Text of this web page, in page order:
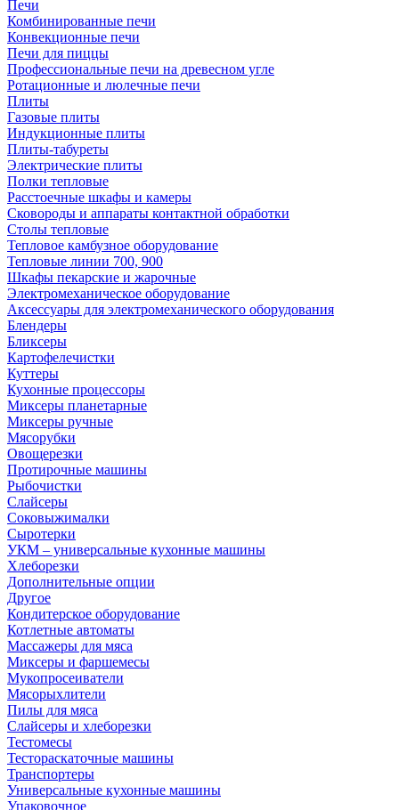
Печи
Комбинированные печи
Конвекционные печи
Печи для пиццы
Профессиональные печи на древесном угле
Ротационные и люлечные печи
Плиты
Газовые плиты
Индукционные плиты
Плиты-табуреты
Электрические плиты
Полки тепловые
Расстоечные шкафы и камеры
Сковороды и аппараты контактной обработки
Столы тепловые
Тепловое камбузное оборудование
Тепловые линии 700, 900
Шкафы пекарские и жарочные
Электромеханическое оборудование
Аксессуары для электромеханического оборудования
Блендеры
Бликсеры
Картофелечистки
Куттеры
Кухонные процессоры
Миксеры планетарные
Миксеры ручные
Мясорубки
Овощерезки
Протирочные машины
Рыбочистки
Слайсеры
Соковыжималки
Сыротерки
УКМ – универсальные кухонные машины
Хлеборезки
Дополнительные опции
Другое
Кондитерское оборудование
Котлетные автоматы
Массажеры для мяса
Миксеры и фаршемесы
Мукопросеиватели
Мясорыхлители
Пилы для мяса
Слайсеры и хлеборезки
Тестомесы
Тестораскаточные машины
Транспортеры
Универсальные кухонные машины
Упаковочное